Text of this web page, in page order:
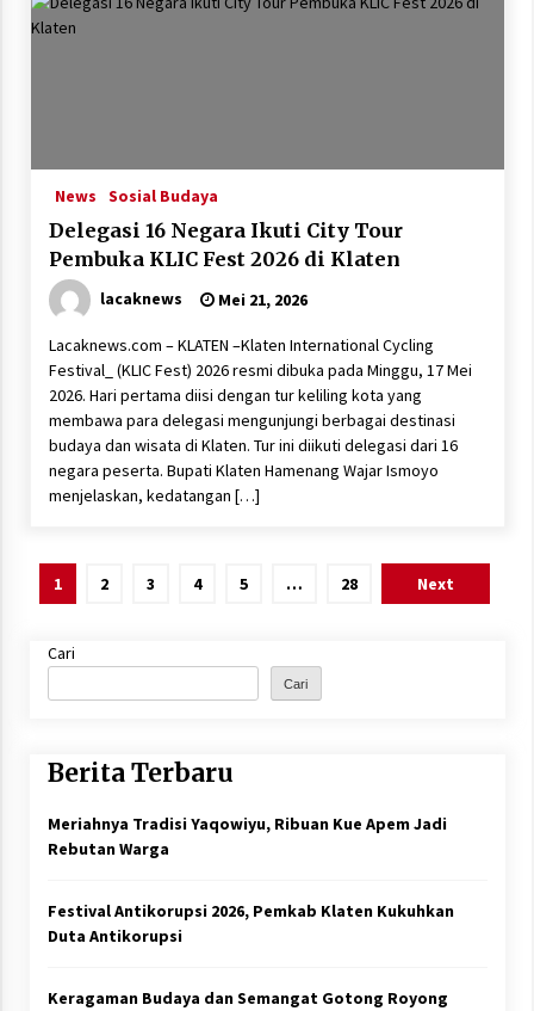
News Sosial Budaya
Delegasi 16 Negara Ikuti City Tour
Pembuka KLIC Fest 2026 di Klaten
lacaknews Mei 21, 2026
Lacaknews.com – KLATEN –Klaten International Cycling
Festival_ (KLIC Fest) 2026 resmi dibuka pada Minggu, 17 Mei
2026. Hari pertama diisi dengan tur keliling kota yang
membawa para delegasi mengunjungi berbagai destinasi
budaya dan wisata di Klaten. Tur ini diikuti delegasi dari 16
negara peserta. Bupati Klaten Hamenang Wajar Ismoyo
menjelaskan, kedatangan […]
Paginasi
1 2 3 4 5 … 28 Next
Cari
Cari
Berita Terbaru
Meriahnya Tradisi Yaqowiyu, Ribuan Kue Apem Jadi
Rebutan Warga
Festival Antikorupsi 2026, Pemkab Klaten Kukuhkan
Duta Antikorupsi
Keragaman Budaya dan Semangat Gotong Royong